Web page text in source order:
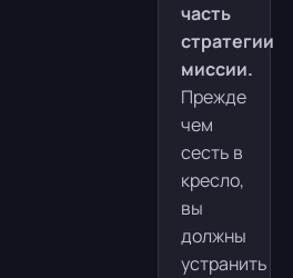
часть
стратегии
миссии.
Прежде
чем
сесть в
кресло,
вы
должны
устранить